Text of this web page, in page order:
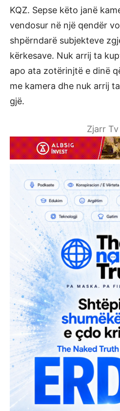
KQZ. Sepse këto janë
vendosur në një qendër
shpërndarë subjekteve
kërkesave. Nuk arrij ta
apo ata zotërinjtë e dinë
me kamera dhe nuk arrij
gjë.
Zjarr